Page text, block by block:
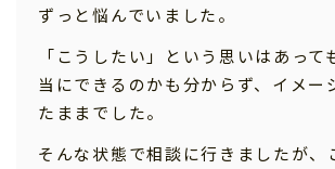
ずっと悩んでいました。
「こうしたい」という思いはあって
当にできるのかも分からず、イメー
たままでした。
そんな状態で相談に行きましたが、